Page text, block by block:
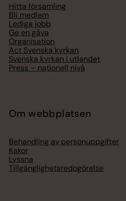
Hitta församling
Bli medlem
Lediga jobb
Ge en gåva
Organisation
Act Svenska kyrkan
Svenska kyrkan i utlandet
Press – nationell nivå
Om webbplatsen
Behandling av personuppgifter
Kakor
Lyssna
Tillgänglighetsredogörelse